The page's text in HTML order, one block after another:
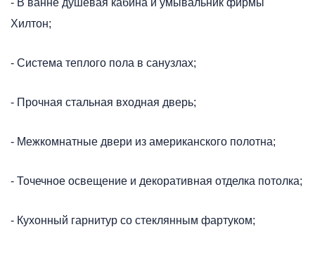
- В ванне душевая кабина и умывальник фирмы
Хилтон;
- Система теплого пола в санузлах;
- Прочная стальная входная дверь;
- Межкомнатные двери из американского полотна;
- Точечное освещение и декоративная отделка потолка;
- Кухонный гарнитур со стеклянным фартуком;